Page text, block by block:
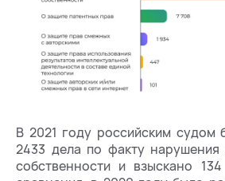
В 2021 году российским судом
2433 дела по факту нарушения
собственности и взыскано